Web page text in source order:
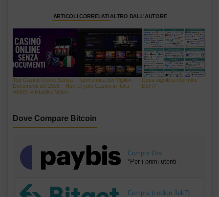
ARTICOLI CORRELATI ALTRO DALL'AUTORE
Top Casinò Online Senza
Documenti del 2025 – Non
AAMS, Affidabili e Veloci
Panoramica dei Migliori
Crypto Casino in Italia
Cosa significa il termine
DeFi?
Dove Compare Bitcoin
Compra Ora
*Per i primi utenti
Compra (codice:3ek7)